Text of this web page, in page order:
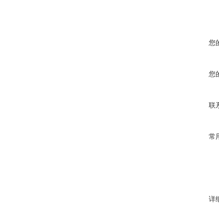
您
您
联
常
详